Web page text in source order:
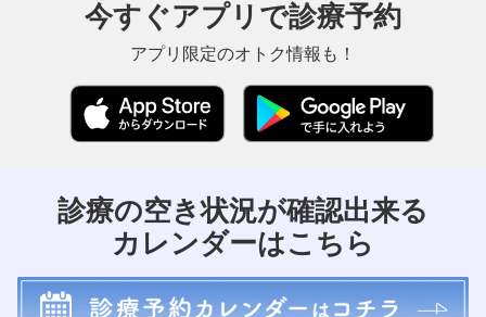
今すぐアプリで診療予約
アプリ限定のオトク情報も！
診療の空き状況が確認出来る
カレンダーはこちら